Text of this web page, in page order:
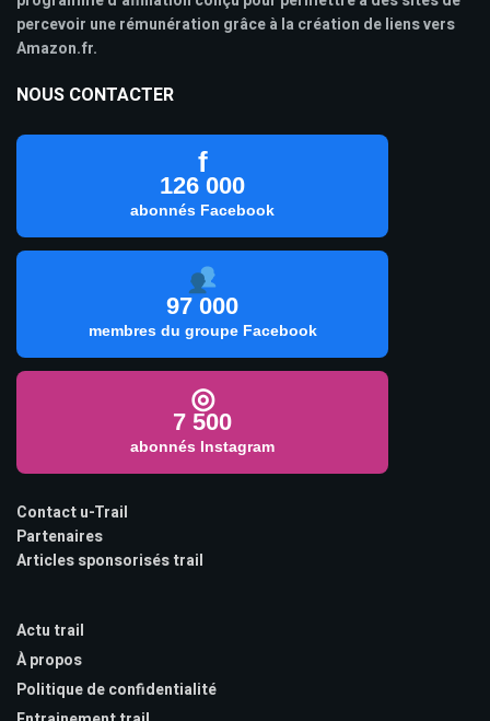
percevoir une rémunération grâce à la création de liens vers
Amazon.fr.
NOUS CONTACTER
f
126 000
abonnés Facebook
97 000
membres du groupe Facebook
◎
7 500
abonnés Instagram
Contact u-Trail
Partenaires
Articles sponsorisés trail
Actu trail
À propos
Politique de confidentialité